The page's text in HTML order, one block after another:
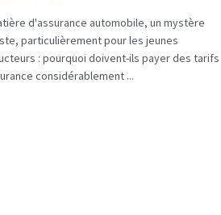
d'assurance automobile, un mystère
particulièrement pour les jeunes
: pourquoi doivent-ils payer des tarifs
considérablement ...